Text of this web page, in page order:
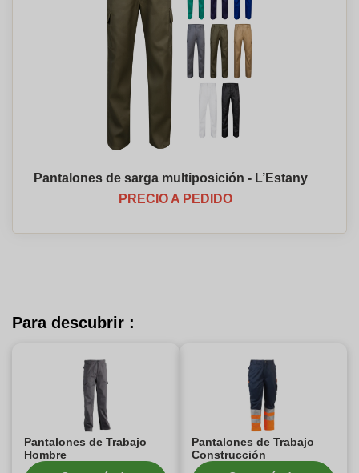
Pantalones de sarga multiposición - L’Estany
PRECIO A PEDIDO
Para descubrir :
Pantalones de Trabajo
Hombre
Pantalones de Trabajo
Construcción